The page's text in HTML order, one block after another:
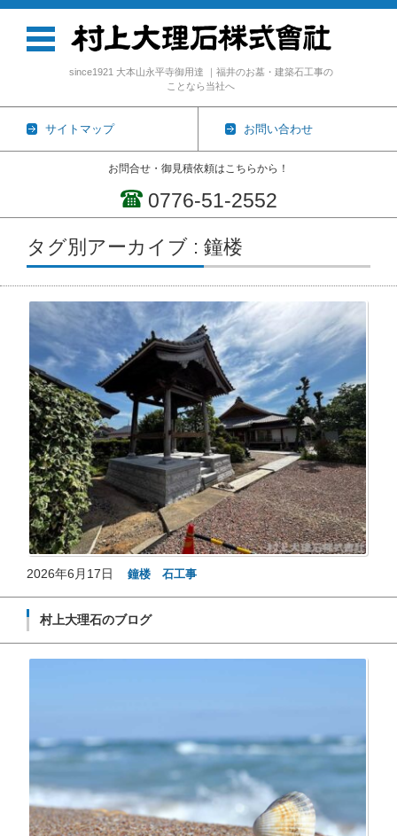
since1921 大本山永平寺御用達 ｜福井のお墓・建築石工事の
ことなら当社へ
サイトマップ お問い合わせ
お問合せ・御見積依頼はこちらから！
0776-51-2552
コンテンツに移動
タグ別アーカイブ : 鐘楼
2026年6月17日 鐘楼 石工事
村上大理石のブログ